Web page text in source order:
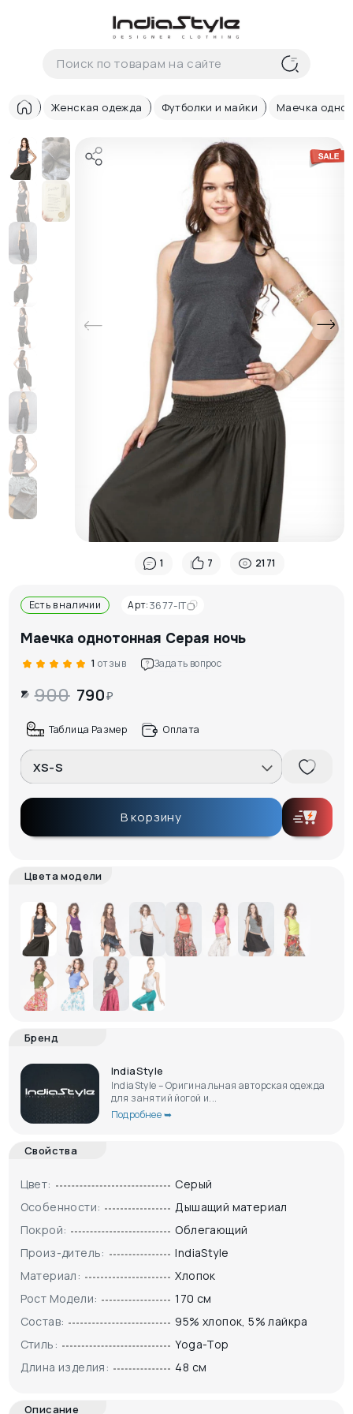
Корзина
В корзиненеттоваров
Корзина покупок пуста..
Женская одежда Футболки и майки Маечка
1 7 2171
Есть в наличии Арт:3677-IT
Маечка однотонная Серая ночь
1 отзыв Задать вопрос
900 790₽
Таблица Размер Оплата
XS-S
В корзину
Цвета модели
Бренд
IndiaStyle
IndiaStyle – Оригинальная авторская одежда
для занятий йогой и...
Подробнее ➥
Свойства
Цвет:
Серый
Особенности:
Дышащий материал
Покрой:
Облегающий
Произ-дитель:
IndiaStyle
Материал:
Хлопок
Рост Модели:
170 см
Состав:
95% хлопок, 5% лайкра
Стиль:
Yoga-Top
Длина изделия:
48 см
Описание